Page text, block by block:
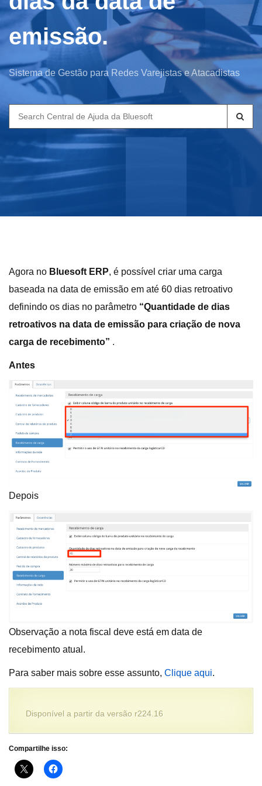
emissão.
Sistema de Gestão para Redes Varejistas e Atacadistas
Search
for:
Agora no Bluesoft ERP, é possível criar uma carga
baseada na data de emissão em até 60 dias retroativo
definindo os dias no parâmetro “Quantidade de dias
retroativos na data de emissão para criação de nova
carga de recebimento” .
Antes
Depois
Observação a nota fiscal deve está em data de
recebimento atual.
Para saber mais sobre esse assunto, Clique aqui.
Disponível a partir da versão r224.16
Compartilhe isso: